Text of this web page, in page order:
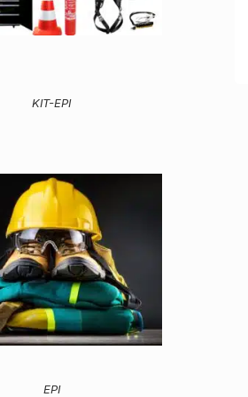
KIT-EPI
EPI